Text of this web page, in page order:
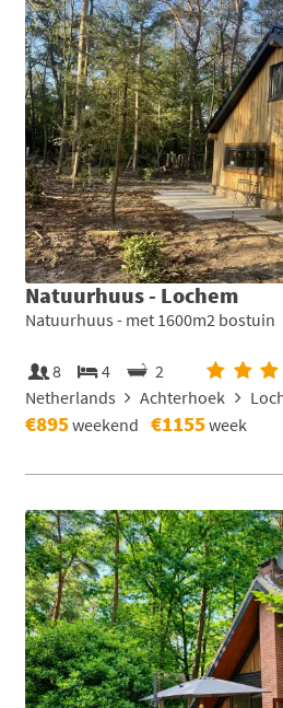
Natuurhuus - Lochem
Natuurhuus - met 1600m2 bostuin
8 4
2
Netherlands
Achterhoek
€895weekend €1155week